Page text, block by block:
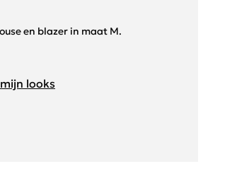
en blazer in maat M.
looks